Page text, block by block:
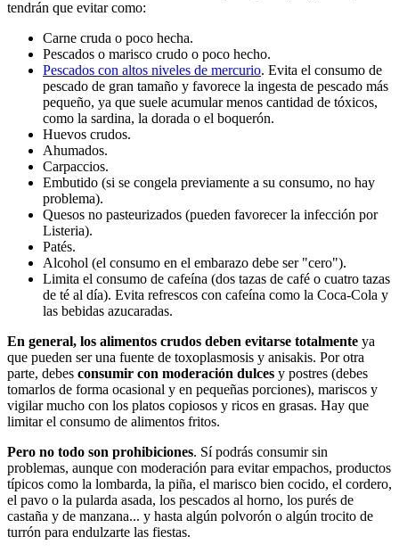
tendrán que evitar como:
Carne cruda o poco hecha.
Pescados o marisco crudo o poco hecho.
Pescados con altos niveles de mercurio. Evita el consumo de
pescado de gran tamaño y favorece la ingesta de pescado más
pequeño, ya que suele acumular menos cantidad de tóxicos,
como la sardina, la dorada o el boquerón.
Huevos crudos.
Ahumados.
Carpaccios.
Embutido (si se congela previamente a su consumo, no hay
problema).
Quesos no pasteurizados (pueden favorecer la infección por
Listeria).
Patés.
Alcohol (el consumo en el embarazo debe ser "cero").
Limita el consumo de cafeína (dos tazas de café o cuatro tazas
de té al día). Evita refrescos con cafeína como la Coca-Cola y
las bebidas azucaradas.
En general, los alimentos crudos deben evitarse totalmente ya
que pueden ser una fuente de toxoplasmosis y anisakis. Por otra
parte, debes consumir con moderación dulces y postres (debes
tomarlos de forma ocasional y en pequeñas porciones), mariscos y
vigilar mucho con los platos copiosos y ricos en grasas. Hay que
limitar el consumo de alimentos fritos.
Pero no todo son prohibiciones. Sí podrás consumir sin
problemas, aunque con moderación para evitar empachos, productos
típicos como la lombarda, la piña, el marisco bien cocido, el cordero,
el pavo o la pularda asada, los pescados al horno, los purés de
castaña y de manzana... y hasta algún polvorón o algún trocito de
turrón para endulzarte las fiestas.